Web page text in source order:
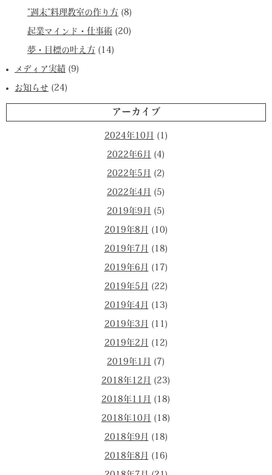
”週末”料理教室の作り方 (8)
起業マインド・仕事術 (20)
夢・目標の叶え方 (14)
メディア実績 (9)
お知らせ (24)
アーカイブ
2024年10月 (1)
2022年6月 (4)
2022年5月 (2)
2022年4月 (5)
2019年9月 (5)
2019年8月 (10)
2019年7月 (18)
2019年6月 (17)
2019年5月 (22)
2019年4月 (13)
2019年3月 (11)
2019年2月 (12)
2019年1月 (7)
2018年12月 (23)
2018年11月 (18)
2018年10月 (18)
2018年9月 (18)
2018年8月 (16)